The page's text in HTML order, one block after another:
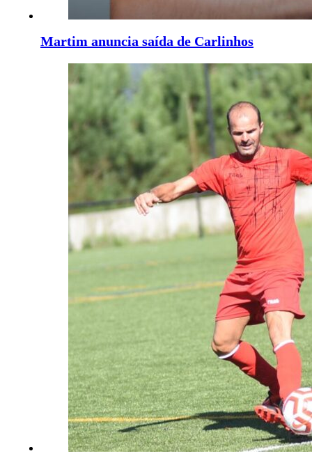
Martim anuncia saída de Carlinhos